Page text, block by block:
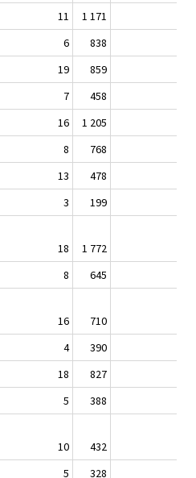
11
1 171
6
838
19
859
7
458
16
1 205
8
768
13
478
3
199
18
1 772
8
645
16
710
4
390
18
827
5
388
10
432
5 328